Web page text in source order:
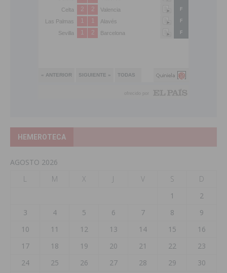
HEMEROTECA
AGOSTO 2026
L
M X J V S
D
1
2
3
4 5 6 7 8
9
10
11 12 13 14 15
16
17
18 19 20 21 22
23
24
25 26 27 28 29
30